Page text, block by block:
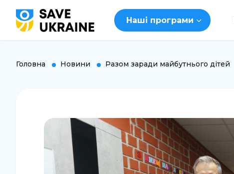
Наші програми
Головна Новини Разом заради майбутнього дітей